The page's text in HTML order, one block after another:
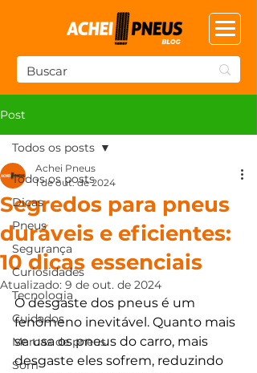
Post
Todos os posts
Dicas
Pneus
Segurança
Curiosidades
Tecnologia
Cuidados
Marcas de pneus
Som
Todos os posts
Segredos para pneus
duráveis e eficientes:
10 dicas essenciais
Achei Pneus
1 de out. de 2024
Atualizado: 9 de out. de 2024
O desgaste dos pneus é um
fenômeno inevitável. Quanto mais
se usa os pneus do carro, mais
desgaste eles sofrem, reduzindo